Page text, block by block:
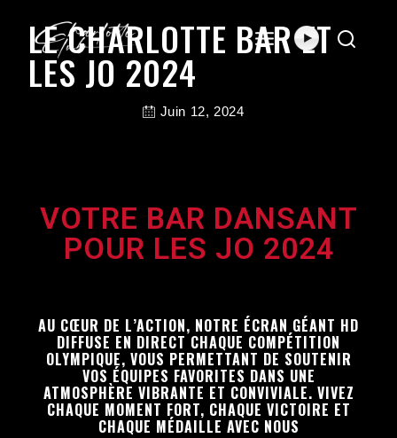
LE CHARLOTTE BAR ET
LES JO 2024
Juin 12, 2024
VOTRE BAR DANSANT
POUR LES JO 2024
AU CŒUR DE L’ACTION, NOTRE ÉCRAN GÉANT HD
DIFFUSE EN DIRECT CHAQUE COMPÉTITION
OLYMPIQUE, VOUS PERMETTANT DE SOUTENIR
VOS ÉQUIPES FAVORITES DANS UNE
ATMOSPHÈRE VIBRANTE ET CONVIVIALE. VIVEZ
CHAQUE MOMENT FORT, CHAQUE VICTOIRE ET
CHAQUE MÉDAILLE AVEC NOUS